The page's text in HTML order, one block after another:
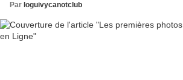
Par loguivycanotclub